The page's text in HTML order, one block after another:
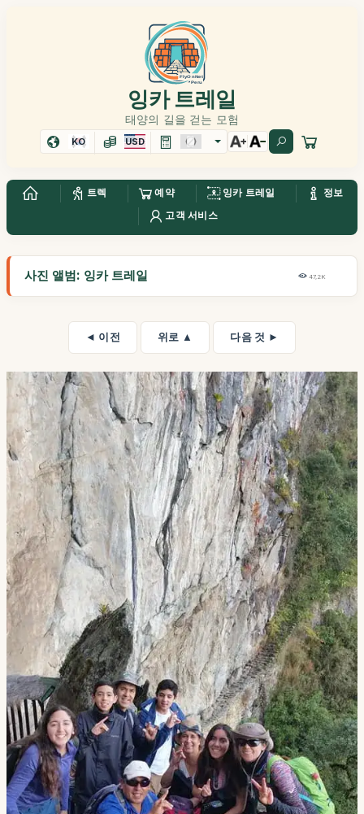
잉카 트레일
태양의 길을 걷는 모험
KO USD
트렉 예약 잉카 트레일
정보
고객 서비스
사진 앨범: 잉카 트레일 47,2K
◄ 이전 위로 ▲ 다음 것 ►